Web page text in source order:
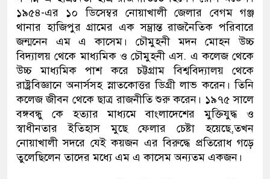
১৯৫৪-এর ১০ ডিসেম্বর নোয়াখালী জেলার বেগম গঞ্জ
থানার হাজিপুর গ্রামের এক সম্ভ্রান্ত রাজনৈতিক পরিবারে
জন্মনেন এম এ কাসেম। চৌমুহনী মদন মোহন উচ্চ
বিদ্যালয় থেকে মাধ্যমিক ও চৌমুহনী এস. এ কলেজ থেকে
উচ্চ মাধ্যমিক পাশ করে চট্টগ্রাম বিশ্ববিদ্যালয় থেকে
রাষ্ট্রবিজ্ঞানে অনার্সসহ স্নাতকোত্তর ডিগ্রী লাভ করেন। তিনি
কলেজ জীবন থেকে ছাত্র রাজনীতি শুরু করেন। ১৯৭৫ সালে
বঙ্গবন্ধু কে হত্যার মাধ্যমে বাংলাদেশের মুক্তিযুদ্ধ ও
স্বাধীনতার ইতিহাস মুছে ফেলার চেষ্টা হয়েছে,তখন
নোয়াখালী সদরে যেই কয়জন এর বিরুদ্ধে প্রতিরোধ গড়ে
তুলেছিলেন তাদের মধ্যে এম এ কাসেম অন্যতম একজন।